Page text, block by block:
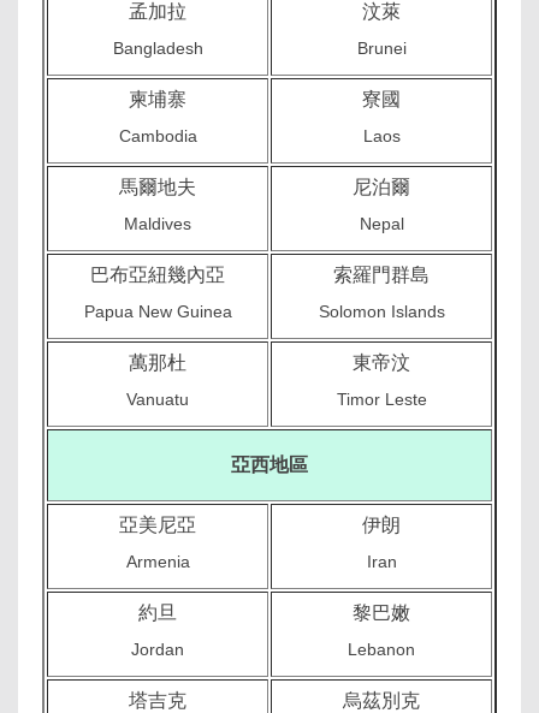
孟加拉
Bangladesh
汶萊
Brunei
柬埔寨
Cambodia
寮國
Laos
馬爾地夫
Maldives
尼泊爾
Nepal
巴布亞紐幾內亞
Papua New Guinea
索羅門群島
Solomon Islands
萬那杜
Vanuatu
東帝汶
Timor Leste
亞西地區
亞美尼亞
Armenia
伊朗
Iran
約旦
Jordan
黎巴嫩
Lebanon
塔吉克 烏茲別克